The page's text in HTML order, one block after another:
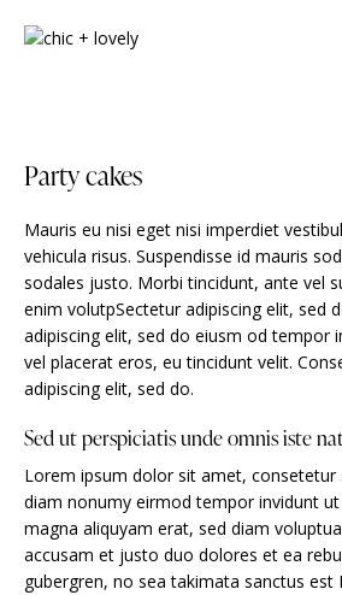
Party cakes
Mauris eu nisi eget nisi imperdiet
vehicula risus. Suspendisse id mauris
sodales justo. Morbi tincidunt, ante vel
enim volutpSectetur adipiscing elit, sed
adipiscing elit, sed do eiusm od tempor
vel placerat eros, eu tincidunt velit.
adipiscing elit, sed do.
Sed ut perspiciatis unde omnis iste
Lorem ipsum dolor sit amet, consetetur
diam nonumy eirmod tempor invidunt
magna aliquyam erat, sed diam
accusam et justo duo dolores et ea
gubergren, no sea takimata sanctus